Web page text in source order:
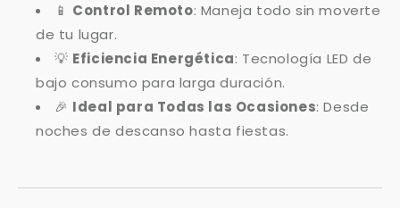
📱 Control Remoto: Maneja todo sin moverte
de tu lugar.
💡 Eficiencia Energética: Tecnología LED de
bajo consumo para larga duración.
🎉 Ideal para Todas las Ocasiones: Desde
noches de descanso hasta fiestas.